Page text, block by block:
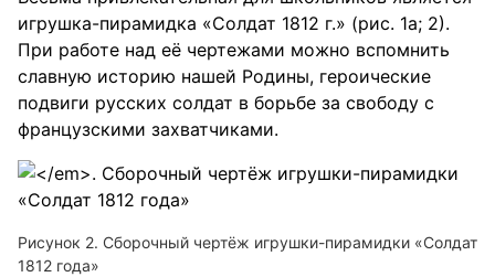
игрушка-пирамидка «Солдат 1812 г.» (рис. 1а; 2).
При работе над её чертежами можно вспомнить
славную историю нашей Родины, героические
подвиги русских солдат в борьбе за свободу с
французскими захватчиками.
Рисунок 2. Сборочный чертёж игрушки-пирамидки «Солдат
1812 года»